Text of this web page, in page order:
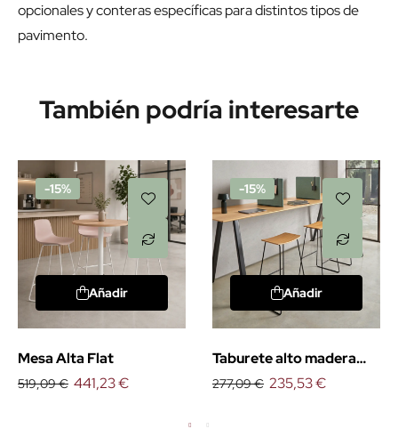
opcionales y conteras específicas para distintos tipos de
pavimento.
También podría interesarte
-15%
Añadir
Mesa Alta Flat
519,09 € 441,23 €
-15%
Añadir
Taburete alto madera
Tao
277,09 € 235,53 €